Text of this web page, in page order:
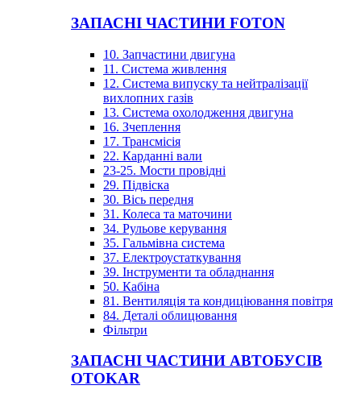
ЗАПАСНІ ЧАСТИНИ FOTON
10. Запчастини двигуна
11. Система живлення
12. Система випуску та нейтралізації
вихлопних газів
13. Система охолодження двигуна
16. Зчеплення
17. Трансмісія
22. Карданні вали
23-25. Мости провідні
29. Підвіска
30. Вісь передня
31. Колеса та маточини
34. Рульове керування
35. Гальмівна система
37. Електроустаткування
39. Інструменти та обладнання
50. Кабіна
81. Вентиляція та кондиціювання повітря
84. Деталі облицювання
Фільтри
ЗАПАСНІ ЧАСТИНИ АВТОБУСІВ
OTOKAR